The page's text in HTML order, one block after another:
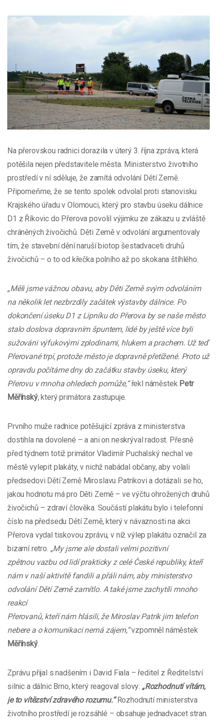
Na přerovskou radnici dorazila v úterý 3. října zpráva, která
potěšila nejen představitele města. Ministerstvo životního
prostředí v ní sděluje, že zamítá odvolání Dětí Země.
Připomeňme, že se tento spolek odvolal proti stanovisku
Krajského úřadu v Olomouci, který pro stavbu úseku dálnice
D1 z Říkovic do Přerova povolil výjimku ze zákazu u zvláště
chráněných živočichů. Děti Země v odvolání argumentovaly
tím, že stavební dění naruší biotop šestadvaceti druhů
živočichů – o to od křečka polního až po skokana štíhlého.
„Měli jsme vážnou obavu, aby Děti Země svým odvoláním
na několik let nezbrzdily začátek výstavby dálnice. Po
dokončení úseku D1 z Lipníku do Přerova by se naše město
stalo doslova dopravním špuntem, lidé by ještě více byli
sužováni výfukovými zplodinami, hlukem a prachem. Už teď
Přerované trpí, protože město je dopravně přetížené. Proto už
opravdu počítáme dny do začátku stavby úseku, který
Přerovu v mnoha ohledech pomůže,“řekl náměstek Petr
Měřínský, který primátora zastupuje.
Prvního muže radnice potěšující zpráva z ministerstva
dostihla na dovolené – a ani on neskrýval radost. Přesně
před týdnem totiž primátor Vladimír Puchalský nechal ve
městě vylepit plakáty, v nichž nabádal občany, aby volali
předsedovi Dětí Země Miroslavu Patrikovi a dotázali se ho,
jakou hodnotu má pro Děti Země – ve výčtu ohrožených druhů
živočichů – zdraví člověka. Součástí plakátu bylo i telefonní
číslo na předsedu Dětí Země, který v návaznosti na akci
Přerova vydal tiskovou zprávu, v níž výlep plakátu označil za
bizarní retro. „My jsme ale dostali velmi pozitivní
zpětnou vazbu od lidí prakticky z celé České republiky, kteří
nám v naší aktivitě fandili a přáli nám, aby ministerstvo
odvolání Dětí Země zamítlo. A také jsme zachytili mnoho
reakcí
Přerovanů, kteří nám hlásili, že Miroslav Patrik jim telefon
nebere a o komunikaci nemázájem,“vzpomněl náměstek
Měřínský.
Zprávu přijal s nadšením i David Fiala – ředitel z Ředitelství
silnic a dálnic Brno, který reagoval slovy: „Rozhodnutí vítám,
je to vítězství zdravého rozumu.“Rozhodnutí ministerstva
životního prostředí je rozsáhlé – obsahuje jednadvacet stran.